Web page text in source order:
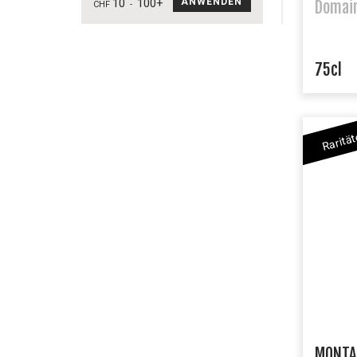
CHF 10 - 100+
75cl